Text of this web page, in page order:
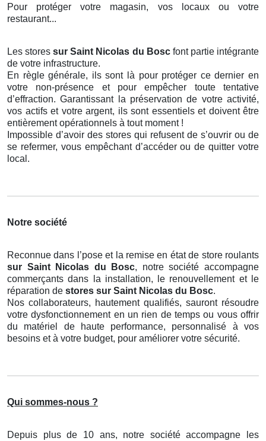
Pour protéger votre magasin, vos locaux ou votre
restaurant...
Les storessur Saint Nicolas du Bosc font partie intégrante
de votre infrastructure.
En règle générale, ils sont là pour protéger ce dernier en
votre non-présence et pour empêcher toute tentative
d’effraction. Garantissant la préservation de votre activité,
vos actifs et votre argent, ils sont essentiels et doivent être
entièrement opérationnels à tout moment !
Impossible d’avoir des stores qui refusent de s’ouvrir ou de
se refermer, vous empêchant d’accéder ou de quitter votre
local.
Notre société
Reconnue dans l’pose et la remise en état de store roulants
sur Saint Nicolas du Bosc, notre société accompagne
commerçants dans la installation, le renouvellement et le
réparation de stores sur Saint Nicolas du Bosc.
Nos collaborateurs, hautement qualifiés, sauront résoudre
votre dysfonctionnement en un rien de temps ou vous offrir
du matériel de haute performance, personnalisé à vos
besoins et à votre budget, pour améliorer votre sécurité.
Qui sommes-nous ?
Depuis plus de 10 ans, notre société accompagne les